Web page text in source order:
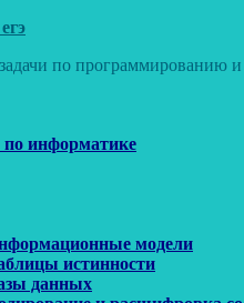
по программированию
по информатике
модели
таблицы истинности
данных